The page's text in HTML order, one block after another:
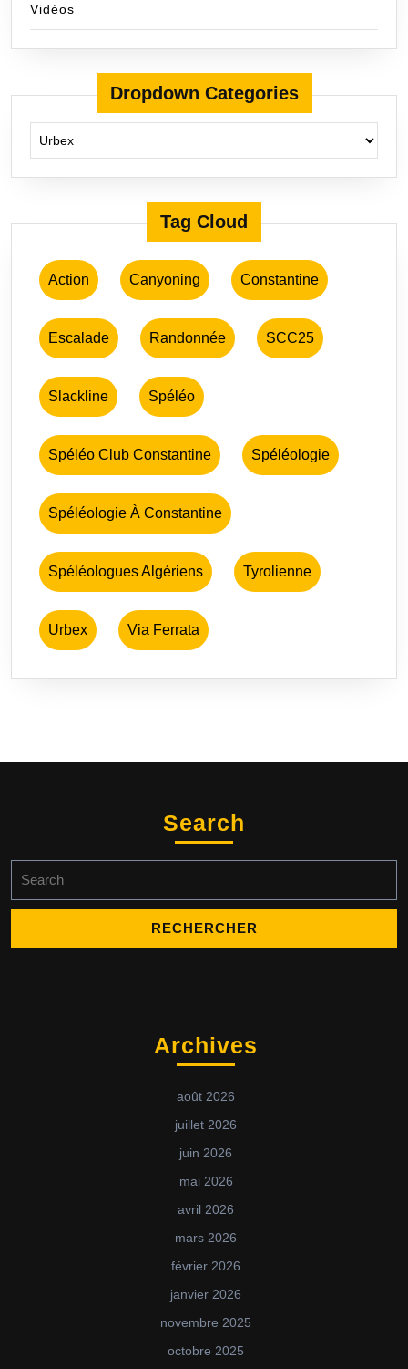
Vidéos
Dropdown Categories
Tag Cloud
Action Canyoning Constantine
Escalade Randonnée SCC25
Slackline Spéléo
Spéléo Club Constantine Spéléologie
Spéléologie À Constantine
Spéléologues Algériens Tyrolienne
Urbex Via Ferrata
Search
for:
Archives
août 2026
juillet 2026
juin 2026
mai 2026
avril 2026
mars 2026
février 2026
janvier 2026
novembre 2025
octobre 2025